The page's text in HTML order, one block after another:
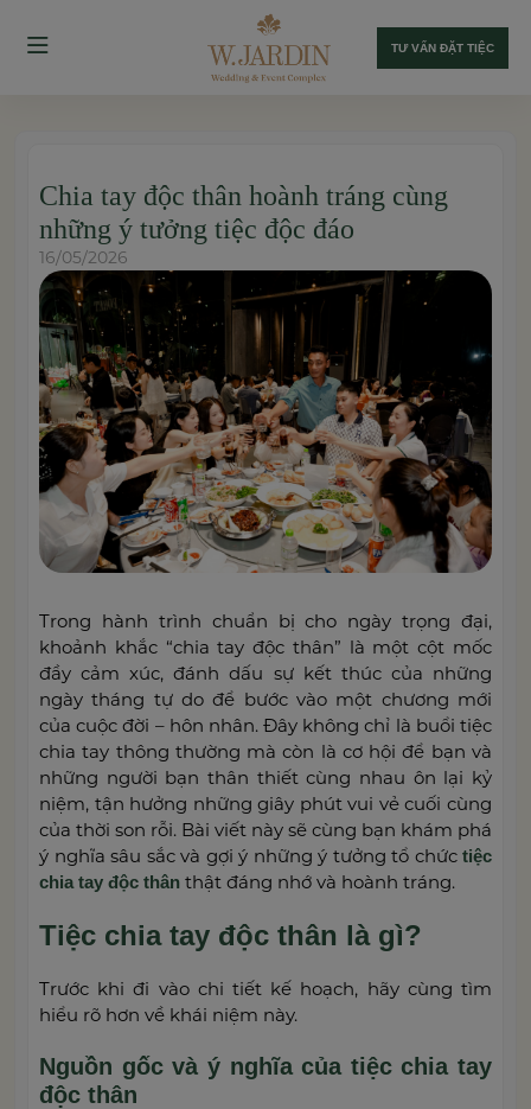
TƯ VẤN ĐẶT TIỆC
Chia tay độc thân hoành tráng cùng
những ý tưởng tiệc độc đáo
16/05/2026
Trong hành trình chuẩn bị cho ngày trọng đại,
khoảnh khắc “chia tay độc thân” là một cột mốc
đầy cảm xúc, đánh dấu sự kết thúc của những
ngày tháng tự do để bước vào một chương mới
của cuộc đời – hôn nhân. Đây không chỉ là buổi tiệc
chia tay thông thường mà còn là cơ hội để bạn và
những người bạn thân thiết cùng nhau ôn lại kỷ
niệm, tận hưởng những giây phút vui vẻ cuối cùng
của thời son rỗi. Bài viết này sẽ cùng bạn khám phá
ý nghĩa sâu sắc và gợi ý những ý tưởng tổ chức tiệc
chia tay độc thân thật đáng nhớ và hoành tráng.
Tiệc chia tay độc thân là gì?
Trước khi đi vào chi tiết kế hoạch, hãy cùng tìm
hiểu rõ hơn về khái niệm này.
Nguồn gốc và ý nghĩa của tiệc chia tay
độc thân